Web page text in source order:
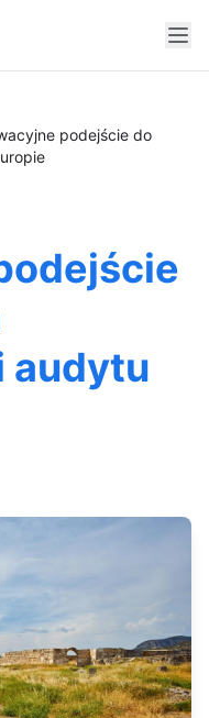
podejście do
audytu